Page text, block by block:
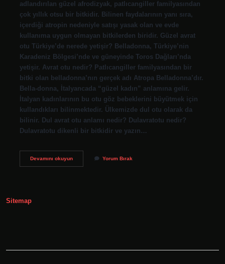
adlandırılan güzel afrodizyak, patlıcangiller familyasından
çok yıllık otsu bir bitkidir. Bilinen faydalarının yanı sıra,
içerdiği atropin nedeniyle satışı yasak olan ve evde
kullanıma uygun olmayan bitkilerden biridir. Güzel avrat
otu Türkiye’de nerede yetişir? Belladonna, Türkiye’nin
Karadeniz Bölgesi’nde ve güneyinde Toros Dağları’nda
yetişir. Avrat otu nedir? Patlıcangiller familyasından bir
bitki olan belladonna’nın gerçek adı Atropa Belladonna’dır.
Bella-donna, İtalyancada “güzel kadın” anlamına gelir.
İtalyan kadınlarının bu otu göz bebeklerini büyütmek için
kullandıkları bilinmektedir. Ülkemizde dul otu olarak da
bilinir. Dul avrat otu anlamı nedir? Dulavratotu nedir?
Dulavratotu dikenli bir bitkidir ve yazın…
Devamını okuyunGüzel
Yorum Bırak
Sitemap